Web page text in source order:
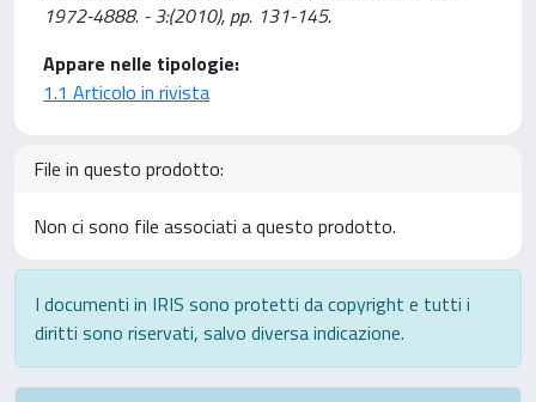
1972-4888. - 3:(2010), pp. 131-145.
Appare nelle tipologie:
1.1 Articolo in rivista
File in questo prodotto:
Non ci sono file associati a questo prodotto.
I documenti in IRIS sono protetti da copyright e tutti i
diritti sono riservati, salvo diversa indicazione.